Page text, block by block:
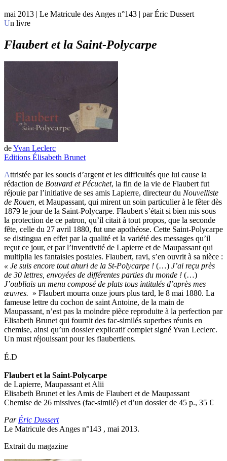
mai 2013 | Le Matricule des Anges n°143 | par Éric Dussert
Un livre
Flaubert et la Saint-Polycarpe
deYvan Leclerc
Editions Élisabeth Brunet
Attristée par les soucis d’argent et les difficultés que lui cause la
rédaction de Bouvard et Pécuchet, la fin de la vie de Flaubert fut
réjouie par l’initiative de ses amis Lapierre, directeur du Nouvelliste
de Rouen, et Maupassant, qui mirent un soin particulier à le fêter dès
1879 le jour de la Saint-Polycarpe. Flaubert s’était si bien mis sous
la protection de ce patron, qu’il citait à tout propos, que la seconde
fête, celle du 27 avril 1880, fut une apothéose. Cette Saint-Polycarpe
se distingua en effet par la qualité et la variété des messages qu’il
reçut ce jour, et par l’inventivité de Lapierre et de Maupassant qui
multiplia les fantaisies postales. Flaubert, ravi, s’en ouvrit à sa nièce :
« Je suis encore tout ahuri de la St-Polycarpe ! (…) J’ai reçu près
de 30 lettres, envoyées de différentes parties du monde ! (…)
J’oubliais un menu composé de plats tous intitulés d’après mes
œuvres. » Flaubert mourra onze jours plus tard, le 8 mai 1880. La
fameuse lettre du cochon de saint Antoine, de la main de
Maupassant, n’est pas la moindre pièce reproduite à la perfection par
Elisabeth Brunet qui fournit des fac-similés superbes réunis en
chemise, ainsi qu’un dossier explicatif complet signé Yvan Leclerc.
Un must réjouissant pour les flaubertiens.
É.D
Flaubert et la Saint-Polycarpe
de Lapierre, Maupassant et Alii
Elisabeth Brunet et les Amis de Flaubert et de Maupassant
Chemise de 26 missives (fac-similé) et d’un dossier de 45 p., 35 €
ParÉric Dussert
Le Matricule des Anges n°143 , mai 2013.
Extrait du magazine